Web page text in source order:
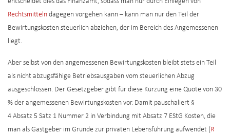
Rechtsmitteln dagegen vorgehen kann – kann man nur den Teil der
Bewirtungskosten steuerlich abziehen, der im Bereich des Angemessenen
liegt.
Aber selbst von den angemessenen Bewirtungskosten bleibt stets ein Teil
als nicht abzugsfähige Betriebsausgaben vom steuerlichen Abzug
ausgeschlossen. Der Gesetzgeber gibt für diese Kürzung eine Quote von 30
% der angemessenen Bewirtungskosten vor. Damit pauschaliert §
4 Absatz 5 Satz 1 Nummer 2 in Verbindung mit Absatz 7 EStG Kosten, die
man als Gastgeber im Grunde zur privaten Lebensführung aufwendet (R